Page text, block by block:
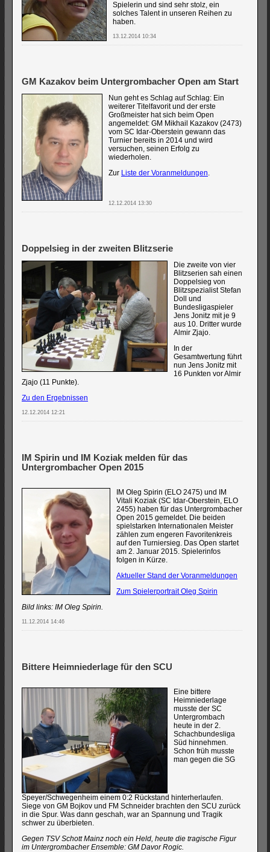
Spielerin und sind sehr stolz, ein
solches Talent in unseren Reihen zu
haben.
13.12.2014 10:34
GM Kazakov beim Untergrombacher Open am Start
Nun geht es Schlag auf Schlag: Ein
weiterer Titelfavorit und der erste
Großmeister hat sich beim Open
angemeldet: GM Mikhail Kazakov (2473)
vom SC Idar-Oberstein gewann das
Turnier bereits in 2014 und wird
versuchen, seinen Erfolg zu
wiederholen.
Zur Liste der Voranmeldungen.
12.12.2014 13:30
Doppelsieg in der zweiten Blitzserie
Die zweite von vier
Blitzserien sah einen
Doppelsieg von
Blitzspezialist Stefan
Doll und
Bundesligaspieler
Jens Jonitz mit je 9
aus 10. Dritter wurde
Almir Zjajo.
In der
Gesamtwertung führt
nun Jens Jonitz mit
16 Punkten vor Almir
Zjajo (11 Punkte).
Zu den Ergebnissen
12.12.2014 12:21
IM Spirin und IM Koziak melden für das
Untergrombacher Open 2015
IM Oleg Spirin (ELO 2475) und IM
Vitali Koziak (SC Idar-Oberstein, ELO
2455) haben für das Untergrombacher
Open 2015 gemeldet. Die beiden
spielstarken Internationalen Meister
zählen zum engeren Favoritenkreis
auf den Turniersieg. Das Open startet
am 2. Januar 2015. Spielerinfos
folgen in Kürze.
Aktueller Stand der Voranmeldungen
Zum Spielerportrait Oleg Spirin
Bild links: IM Oleg Spirin.
11.12.2014 14:46
Bittere Heimniederlage für den SCU
Eine bittere
Heimniederlage
musste der SC
Untergrombach
heute in der 2.
Schachbundesliga
Süd hinnehmen.
Schon früh musste
man gegen die SG
Speyer/Schwegenheim einem 0:2 Rückstand hinterherlaufen.
Siege von GM Bojkov und FM Schneider brachten den SCU zurück
in die Spur. Was dann geschah, war an Spannung und Tragik
schwer zu überbieten.
Gegen TSV Schott Mainz noch ein Held, heute die tragische Figur
im Untergrombacher Ensemble: GM Davor Rogic.